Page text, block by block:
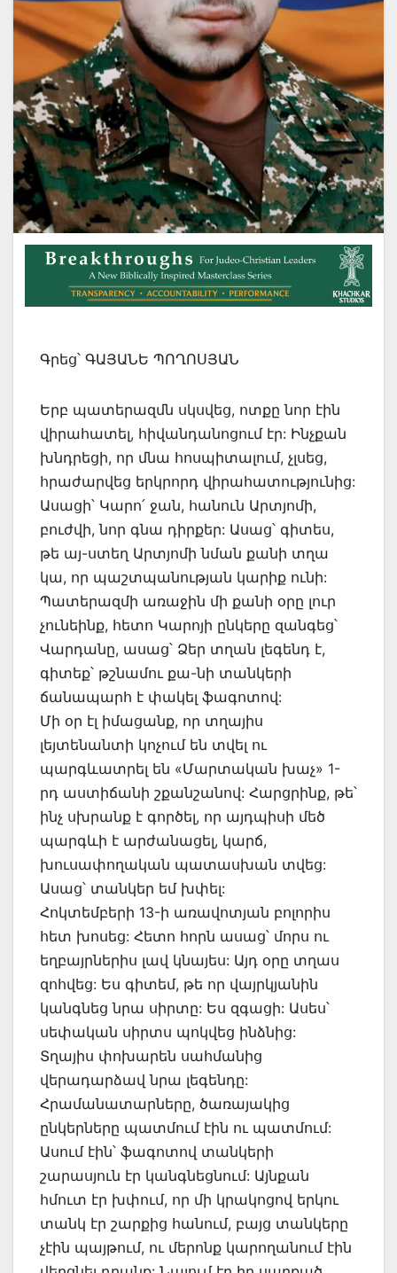
Գրեց՝ ԳԱՅԱՆԵ ՊՈՂՈՍՅԱՆ
Երբ պատերազմն սկսվեց, ոտքը նոր էին
վիրահատել, հիվանդանոցում էր: Ինչքան
խնդրեցի, որ մնա հոսպիտալում, չլսեց,
հրաժարվեց երկրորդ վիրահատությունից:
Ասացի՝ Կարո՛ ջան, հանուն Արտյոմի,
բուժվի, նոր գնա դիրքեր: Ասաց՝ գիտես,
թե այ-ստեղ Արտյոմի նման քանի տղա
կա, որ պաշտպանության կարիք ունի:
Պատերազմի առաջին մի քանի օրը լուր
չունեինք, հետո Կարոյի ընկերը զանգեց՝
Վարդանը, ասաց՝ Ձեր տղան լեգենդ է,
գիտեք՝ թշնամու քա-նի տանկերի
ճանապարհ է փակել ֆագոտով:
Մի օր էլ իմացանք, որ տղայիս
լեյտենանտի կոչում են տվել ու
պարգևատրել են «Մարտական խաչ» 1-
րդ աստիճանի շքանշանով: Հարցրինք, թե՝
ինչ սխրանք է գործել, որ այդպիսի մեծ
պարգևի է արժանացել, կարճ,
խուսափողական պատասխան տվեց:
Ասաց՝ տանկեր եմ խփել:
Հոկտեմբերի 13-ի առավոտյան բոլորիս
հետ խոսեց: Հետո հորն ասաց՝ մորս ու
եղբայրներիս լավ կնայես: Այդ օրը տղաս
զոհվեց: Ես գիտեմ, թե որ վայրկյանին
կանգնեց նրա սիրտը: Ես զգացի: Ասես՝
սեփական սիրտս պոկվեց ինձնից:
Տղայիս փոխարեն սահմանից
վերադարձավ նրա լեգենդը:
Հրամանատարները, ծառայակից
ընկերները պատմում էին ու պատմում:
Ասում էին՝ ֆագոտով տանկերի
շարասյուն էր կանգնեցնում: Այնքան
հմուտ էր խփում, որ մի կրակոցով երկու
տանկ էր շարքից հանում, բայց տանկերը
չէին պայթում, ու մերոնք կարողանում էին